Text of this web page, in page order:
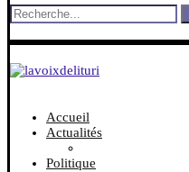
Accueil
Actualités
Politique